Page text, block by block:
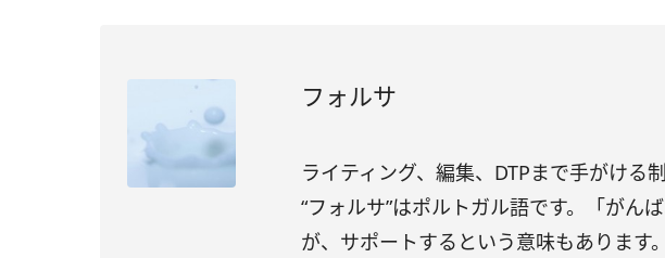
フォルサ
ライティング、編集、DTPまで手がける
“フォルサ”はポルトガル語です。「がん
が、サポートするという意味もあります